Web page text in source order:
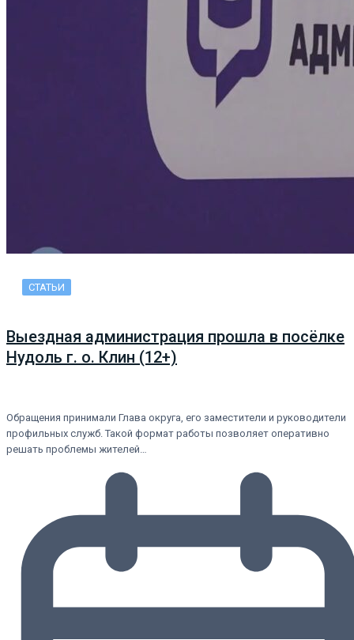
СТАТЬИ
Выездная администрация прошла в посёлке
Нудоль г. о. Клин (12+)
Обращения принимали Глава округа, его заместители и руководители
профильных служб. Такой формат работы позволяет оперативно
решать проблемы жителей…